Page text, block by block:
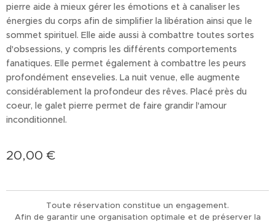
pierre aide à mieux gérer les émotions et à canaliser les
énergies du corps afin de simplifier la libération ainsi que le
sommet spirituel. Elle aide aussi à combattre toutes sortes
d'obsessions, y compris les différents comportements
fanatiques. Elle permet également à combattre les peurs
profondément ensevelies. La nuit venue, elle augmente
considérablement la profondeur des rêves. Placé près du
coeur, le galet pierre permet de faire grandir l'amour
inconditionnel.
20,00 €
Toute réservation constitue un engagement.
Afin de garantir une organisation optimale et de préserver la